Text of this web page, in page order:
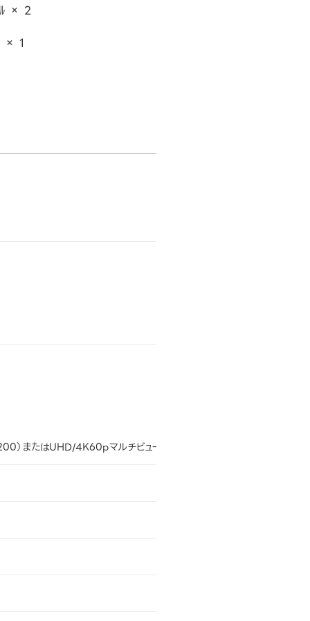
ﾙ × 2
× 1
またはUHD/4K60pマルチビューワー用1× HDMIのいずれか